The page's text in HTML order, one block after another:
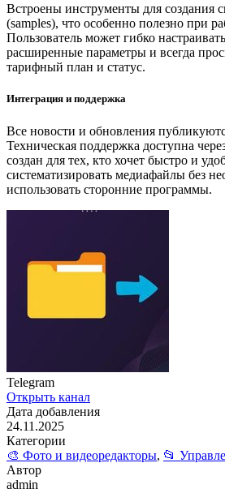
Встроены инструменты для создания
(samples), что особенно полезно при
Пользователь может гибко
расширенные параметры и всегда
тарифный план и статус.
Интеграция и поддержка
Все новости и обновления
Техническая поддержка доступна
создан для тех, кто хочет быстро и
систематизировать медиафайлы без
использовать сторонние программы.
Telegram
Открыть канал
Дата добавления
24.11.2025
Категории
🎨 Фото и видеоредакторы, 📂
Автор
admin